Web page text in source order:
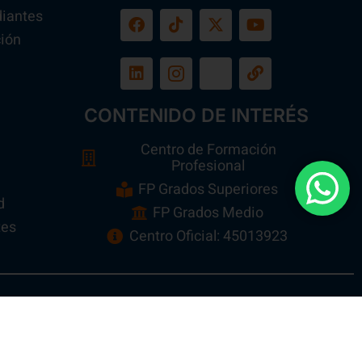
CONTENIDO DE INTERÉS
Centro de Formación
Profesional
FP Grados Superiores
FP Grados Medio
Centro Oficial: 45013923